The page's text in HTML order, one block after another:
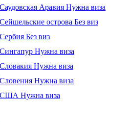
Саудовская Аравия Нужна виза
Сейшельские острова Без виз
Сербия Без виз
Сингапур Нужна виза
Словакия Нужна виза
Словения Нужна виза
США Нужна виза